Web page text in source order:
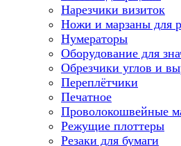
Нарезчики визиток
Ножи и марзаны для
Нумераторы
Оборудование для
Обрезчики углов и
Переплётчики
Печатное
Проволокошвейные
Режущие плоттеры
Резаки для бумаги